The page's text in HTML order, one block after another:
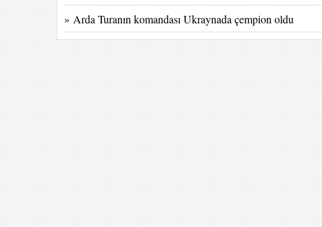
» Arda Turanın komandası Ukraynada çempion oldu